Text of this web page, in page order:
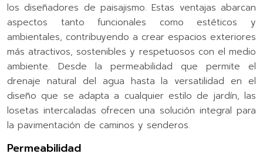
los diseñadores de paisajismo. Estas ventajas abarcan
aspectos tanto funcionales como estéticos y
ambientales, contribuyendo a crear espacios exteriores
más atractivos, sostenibles y respetuosos con el medio
ambiente. Desde la permeabilidad que permite el
drenaje natural del agua hasta la versatilidad en el
diseño que se adapta a cualquier estilo de jardín, las
losetas intercaladas ofrecen una solución integral para
la pavimentación de caminos y senderos.
Permeabilidad